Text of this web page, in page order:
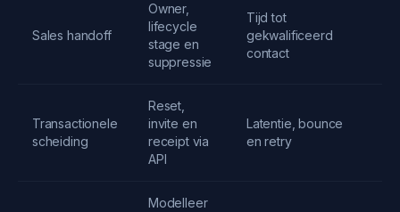
Sales handoff
Owner,
lifecycle
stage en
suppressie
Tijd tot
gekwalificeerd
contact
Transactionele
scheiding
Reset,
invite en
receipt via
API
Latentie, bounce
en retry
Modelleer